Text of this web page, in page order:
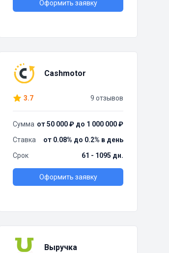
Оформить заявку
Cashmotor
3.7 9 отзывов
Сумма от 50 000 ₽ до 1 000 000 ₽
Ставка
от 0.08% до 0.2% в день
Срок
61 - 1095 дн.
Оформить заявку
Выручка